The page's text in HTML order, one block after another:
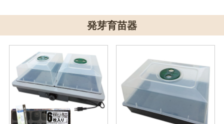
発芽育苗器